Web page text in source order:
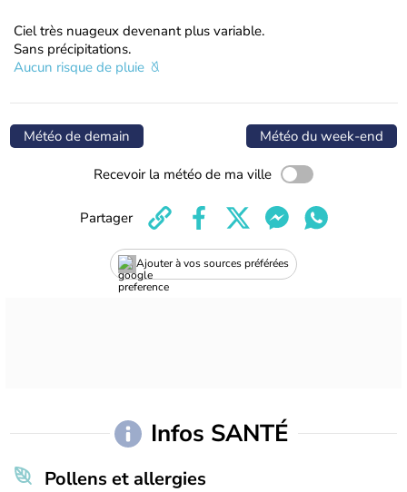
Ciel très nuageux devenant plus variable.
Sans précipitations.
Aucun risque de pluie
Météo de demain Météo du week-end
Recevoir la météo de ma ville
Ajouter à vos sources préférées
Partager
Infos SANTÉ
Pollens et allergies